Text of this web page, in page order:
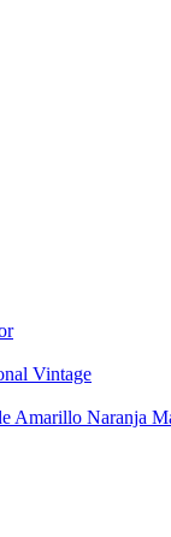
Vintage
Amarillo Naranja